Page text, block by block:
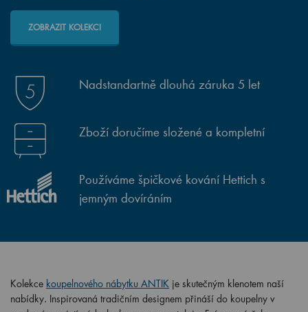
ZOBRAZIT KOLEKCI
Nadstandartně dlouhá záruka 5 let
Zboží doručíme složené a kompletní
Používáme špičkové kování Hettich s
jemným dovíráním
Kolekce koupelnového nábytku ANTIK je skutečným klenotem naší
nabídky. Inspirovaná tradičním designem přináší do koupelny v